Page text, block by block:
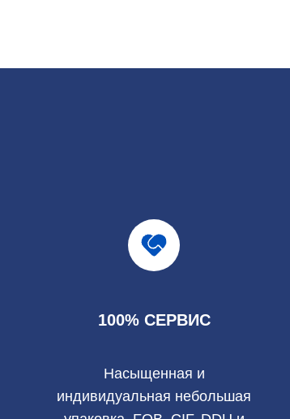
100% СЕРВИС
Насыщенная и
индивидуальная небольшая